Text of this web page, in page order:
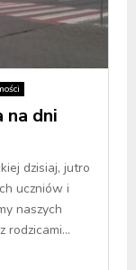
na dni
dzisiaj, jutro
uczniów i
naszych
rodzicami...